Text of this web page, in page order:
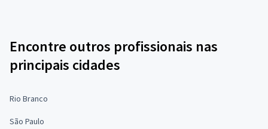
Encontre outros profissionais nas
principais cidades
Rio Branco
São Paulo